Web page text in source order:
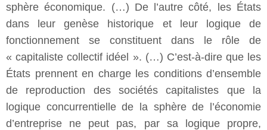
sphère économique. (…) De l’autre côté, les États
dans leur genèse historique et leur logique de
fonctionnement se constituent dans le rôle de
« capitaliste collectif idéel ». (…) C’est-à-dire que les
États prennent en charge les conditions d’ensemble
de reproduction des sociétés capitalistes que la
logique concurrentielle de la sphère de l’économie
d’entreprise ne peut pas, par sa logique propre,